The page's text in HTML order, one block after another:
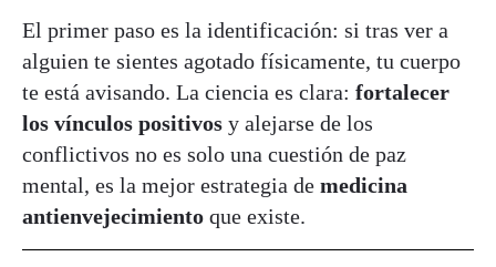
El primer paso es la identificación: si tras ver a
alguien te sientes agotado físicamente, tu cuerpo
te está avisando. La ciencia es clara: fortalecer
los vínculos positivos y alejarse de los
conflictivos no es solo una cuestión de paz
mental, es la mejor estrategia de medicina
antienvejecimiento que existe.